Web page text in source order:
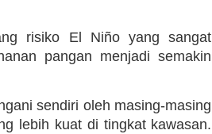
risiko El Niño yang sangat
pangan menjadi semakin
sendiri oleh masing-masing
lebih kuat di tingkat kawasan.